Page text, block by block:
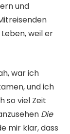
und
weil er
war ich
und ich
so viel Zeit
Die
mir klar, dass